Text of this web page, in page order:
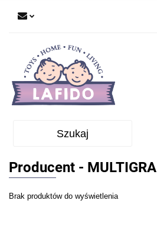
Szukaj
Producent - MULTIGRA
Brak produktów do wyświetlenia